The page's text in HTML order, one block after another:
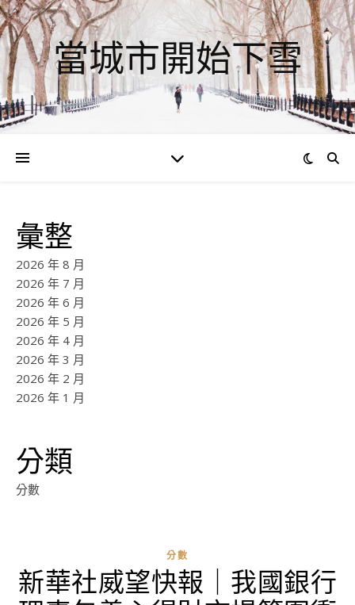
當城市開始下雪
彙整
2026 年 8 月
2026 年 7 月
2026 年 6 月
2026 年 5 月
2026 年 4 月
2026 年 3 月
2026 年 2 月
2026 年 1 月
分類
分數
分數
新華社威望快報｜我國銀行